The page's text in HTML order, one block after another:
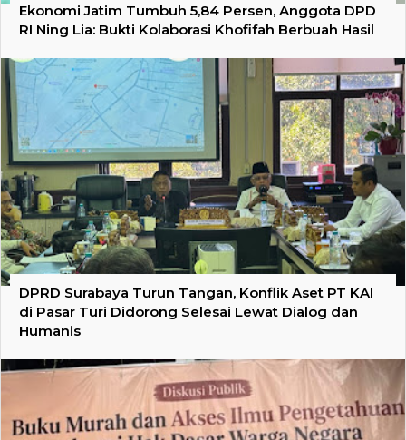
Ekonomi Jatim Tumbuh 5,84 Persen, Anggota DPD
RI Ning Lia: Bukti Kolaborasi Khofifah Berbuah Hasil
DPRD Surabaya Turun Tangan, Konflik Aset PT KAI
di Pasar Turi Didorong Selesai Lewat Dialog dan
Humanis